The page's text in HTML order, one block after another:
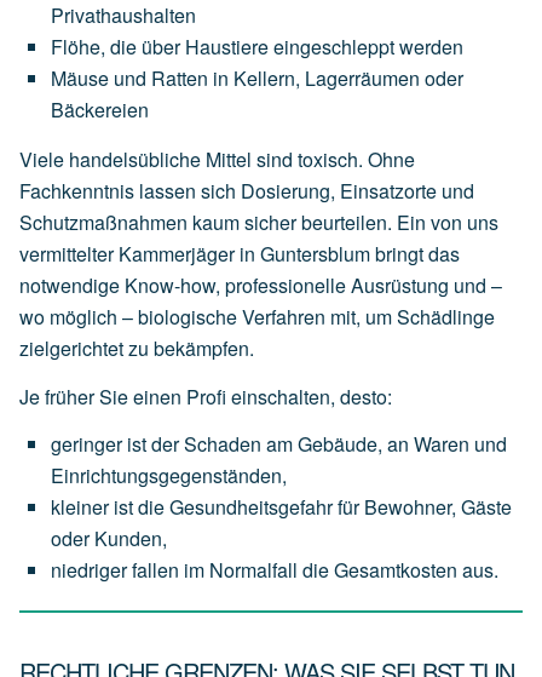
Privathaushalten
Flöhe, die über Haustiereeingeschlepptwerden
Mäuse und Ratten in Kellern, Lagerräumen oder
Bäckereien
Viele handelsübliche Mittel sind toxisch. Ohne
Fachkenntnis lassen sich Dosierung, Einsatzorte und
Schutzmaßnahmen kaum sicher beurteilen. Ein von uns
vermittelter Kammerjäger in Guntersblum bringt das
notwendige Know-how, professionelle Ausrüstung und –
wo möglich – biologische Verfahren mit, um Schädlinge
zielgerichtet zu bekämpfen.
Je früher Sie einen Profi einschalten, desto:
geringer istderSchaden amGebäude, an Waren und
Einrichtungsgegenständen,
kleiner istdieGesundheitsgefahrfür Bewohner, Gäste
oder Kunden,
niedrigerfallen im Normalfall dieGesamtkosten aus.